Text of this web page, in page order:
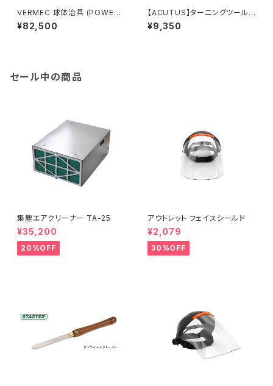
VERMEC 球体治具 (POWER
MATIC3520C専用)
¥82,500
【ACUTUS】ターニングツール
『・40mm ラフィングガウジ 』ハ
イス鋼 旋盤用刃物
¥9,350
セール中の商品
集塵エアクリーナー TA-25
¥35,200
20%OFF
アウトレット フェイスシールド
¥2,079
30%OFF